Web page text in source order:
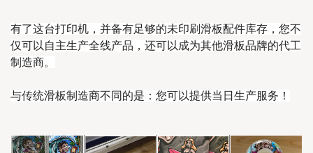
有了这台打印机，并备有足够的未印刷滑板配件库存，您不
仅可以自主生产全线产品，还可以成为其他滑板品牌的代工
制造商。
与传统滑板制造商不同的是：您可以提供当日生产服务！